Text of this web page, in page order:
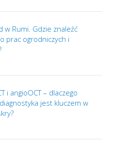
w Rumi. Gdzie znaleźć
prac ogrodniczych i
i angioOCT – dlaczego
jest kluczem w